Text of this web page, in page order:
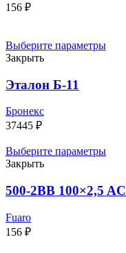
156 ₽
Выберите параметры
Закрыть
Эталон Б-11
Бронекс
37445 ₽
Выберите параметры
Закрыть
500-2BB 100×2,5 AC
Fuaro
156 ₽